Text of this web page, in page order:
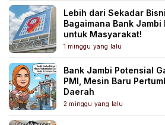
Lebih dari Sekadar
Bagaimana Bank
untuk Masyarakat!
1 minggu yang lalu
Bank Jambi Potensial
PMI, Mesin Baru
Daerah
2 minggu yang lalu